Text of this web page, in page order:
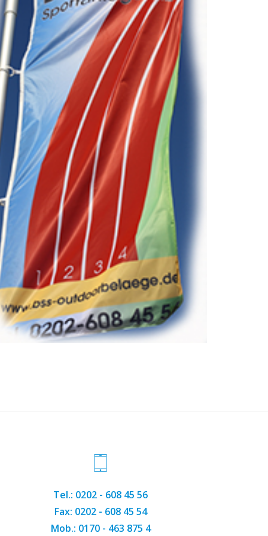
Tel.: 0202 - 608 45 56
Fax: 0202 - 608 45 54
Mob.: 0170 - 463 875 4